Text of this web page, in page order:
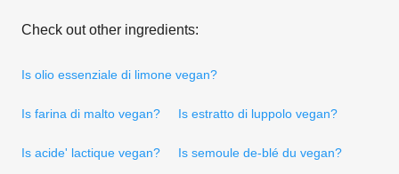
Check out other ingredients:
Is olio essenziale di limone vegan?
Is farina di malto vegan? Is estratto di luppolo vegan?
Is acide' lactique vegan? Is semoule de-blé du vegan?